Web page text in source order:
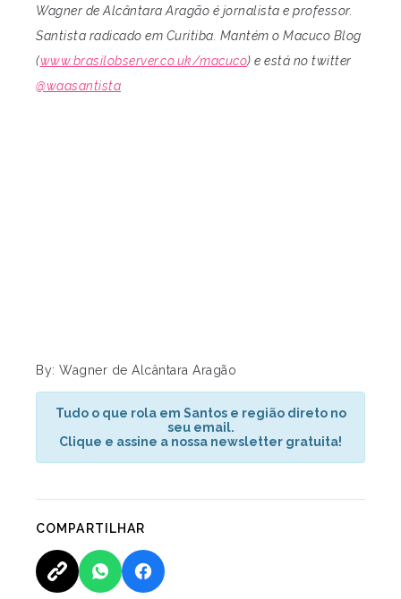
Wagner de Alcântara Aragão é jornalista e professor.
Santista radicado em Curitiba. Mantém o Macuco Blog
(www.brasilobserver.co.uk/macuco) e está no twitter
@waasantista
By: Wagner de Alcântara Aragão
Tudo o que rola em Santos e região direto no
seu email.
Clique e assine a nossa newsletter gratuita!
COMPARTILHAR